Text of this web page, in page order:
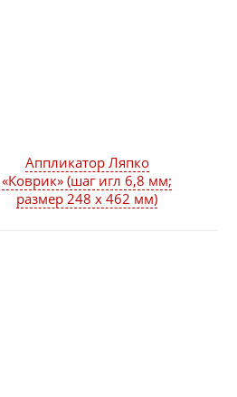
Аппликатор Ляпко
«Коврик» (шаг игл 6,8 мм;
размер 248 х 462 мм)